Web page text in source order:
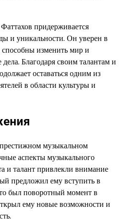
придерживается
и уникальности. Он уверен в
способны изменить мир и
Благодаря своим талантам и
оставаться одним из
в области культуры и
музыкальном
аспекты музыкального
и талант привлекли внимание
предложил ему вступить в
был поворотный момент в
ему новые возможности и